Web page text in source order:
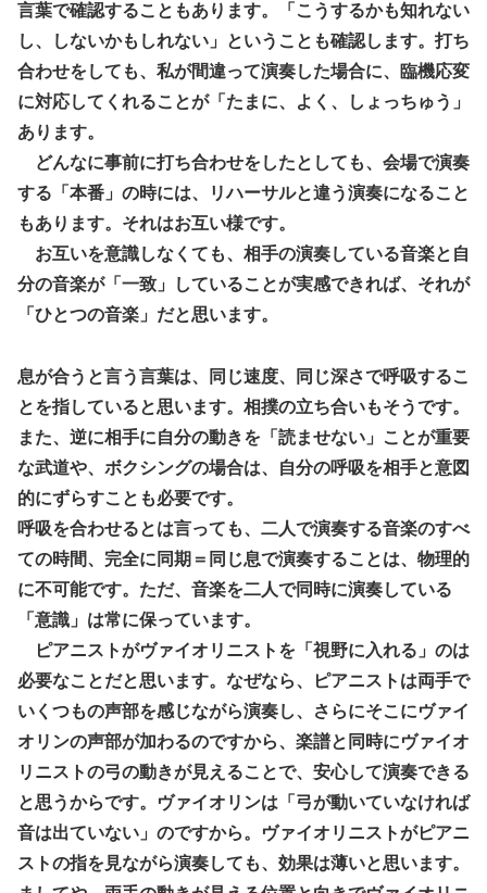
言葉で確認することもあります。「こうするかも知れない
し、しないかもしれない」ということも確認します。打ち
合わせをしても、私が間違って演奏した場合に、臨機応変
に対応してくれることが「たまに、よく、しょっちゅう」
あります。
どんなに事前に打ち合わせをしたとしても、会場で演奏
する「本番」の時には、リハーサルと違う演奏になること
もあります。それはお互い様です。
お互いを意識しなくても、相手の演奏している音楽と自
分の音楽が「一致」していることが実感できれば、それが
「ひとつの音楽」だと思います。
息が合うと言う言葉は、同じ速度、同じ深さで呼吸するこ
とを指していると思います。相撲の立ち合いもそうです。
また、逆に相手に自分の動きを「読ませない」ことが重要
な武道や、ボクシングの場合は、自分の呼吸を相手と意図
的にずらすことも必要です。
呼吸を合わせるとは言っても、二人で演奏する音楽のすべ
ての時間、完全に同期＝同じ息で演奏することは、物理的
に不可能です。ただ、音楽を二人で同時に演奏している
「意識」は常に保っています。
ピアニストがヴァイオリニストを「視野に入れる」のは
必要なことだと思います。なぜなら、ピアニストは両手で
いくつもの声部を感じながら演奏し、さらにそこにヴァイ
オリンの声部が加わるのですから、楽譜と同時にヴァイオ
リニストの弓の動きが見えることで、安心して演奏できる
と思うからです。ヴァイオリンは「弓が動いていなければ
音は出ていない」のですから。ヴァイオリニストがピアニ
ストの指を見ながら演奏しても、効果は薄いと思います。